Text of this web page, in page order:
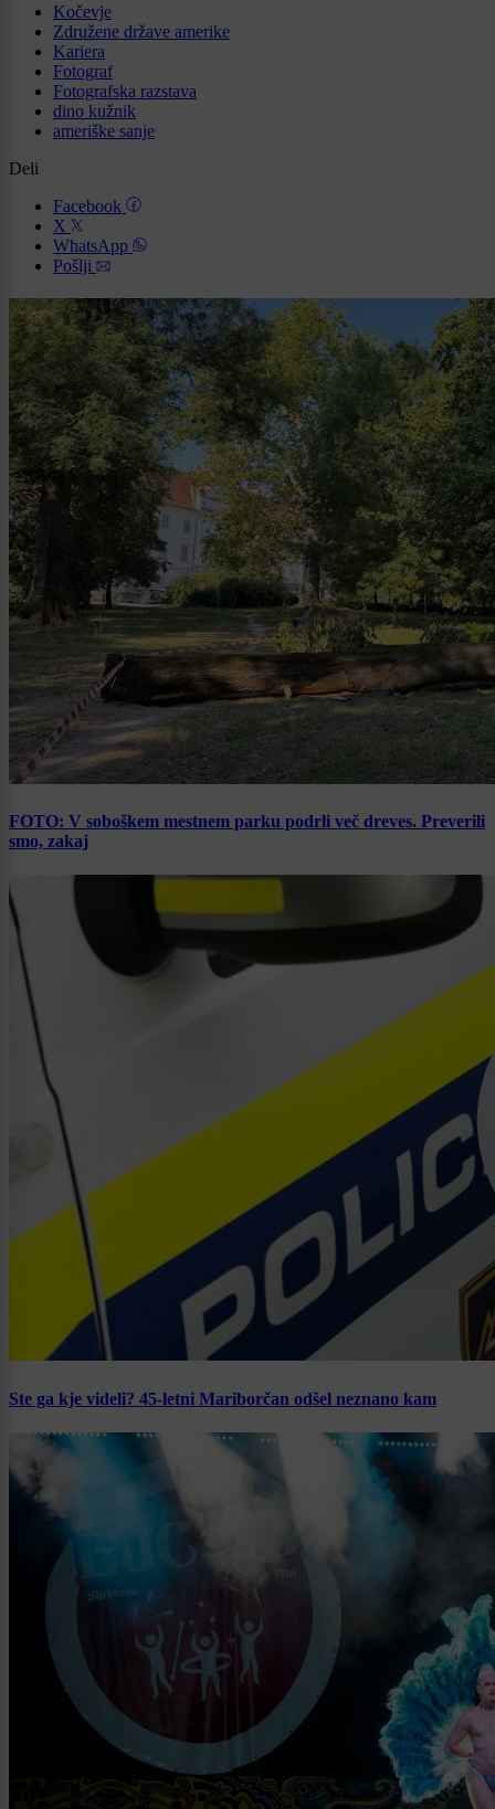
Kočevje
Združene države amerike
Kariera
Fotograf
Fotografska razstava
dino kužnik
ameriške sanje
Deli
Facebook
X
WhatsApp
Pošlji
FOTO: V soboškem mestnem parku podrli več dreves. Preverili
smo, zakaj
Ste ga kje videli? 45-letni Mariborčan odšel neznano kam